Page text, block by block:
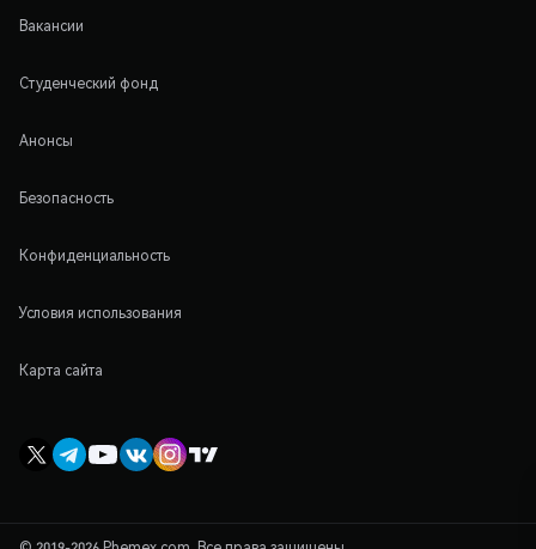
Вакансии
Студенческий фонд
Анонсы
Безопасность
Конфиденциальность
Условия использования
Карта сайта